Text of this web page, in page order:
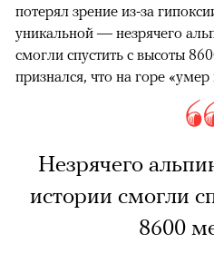
потерял зрение из-за
уникальной — незрячего
смогли спустить с высоты
признался, что на горе
Незрячего
истории смогли
8600